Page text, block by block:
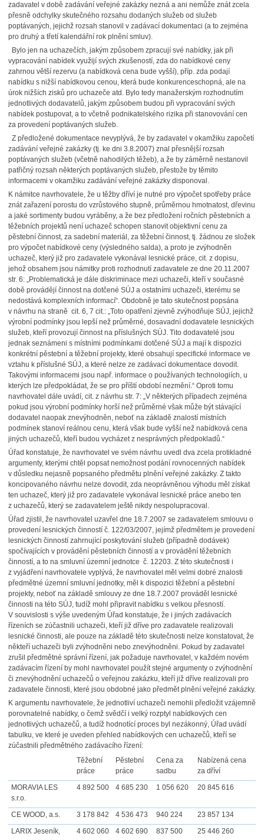
zadavatel v době zadávání veřejné zakázky nezná a ani nemůže znát zcela
přesně odchylky skutečného rozsahu dodaných služeb od služeb
poptávaných, jejichž rozsah stanovil v zadávací dokumentaci (a to zejména
pro druhý a třetí kalendářní rok plnění smluv).
Bylo jen na uchazečích, jakým způsobem zpracují své nabídky, jak při
vypracování nabídek využijí svých zkušeností, zda do nabídkové ceny
zahrnou větší rezervu (a nabídková cena bude vyšší), příp. zda podají
nabídku s nižší nabídkovou cenou, která bude konkurenceschopná, ale na
úrok nižších zisků pro uchazeče atd. Bylo tedy manažerským rozhodnutím
jednotlivých dodavatelů, jakým způsobem budou při vypracování svých
nabídek postupovat, a to včetně podnikatelského rizika při stanovování cen
za provedení poptávaných služeb.
Z předložené dokumentace nevyplývá, že by zadavatel v okamžiku započetí
zadávání veřejné zakázky (tj. ke dni 3.8.2007) znal přesnější rozsah
poptávaných služeb (včetně nahodilých těžeb), a že by záměrně nestanovil
patřičný rozsah některých poptávaných služeb, přestože by těmito
informacemi v okamžiku zadávání veřejné zakázky disponoval.
K námitce navrhovatele, že u těžby dříví je nutné pro výpočet spotřeby práce
znát zařazení porostu do vzrůstového stupně, průměrnou hmotnatost, dřevinu
a jaké sortimenty budou vyráběny, a že bez předložení ročních pěstebních a
těžebních projektů není uchazeč schopen stanovit objektivní cenu za
pěstební činnost, za sadební materiál, za těžební činnost, tj. žádnou ze složek
pro výpočet nabídkové ceny (výsledného salda), a proto je zvýhodněn
uchazeč, který již pro zadavatele vykonával lesnické práce, cit. z dopisu,
jehož obsahem jsou námitky proti rozhodnutí zadavatele ze dne 20.11.2007
str. 6: „Problematická je dále diskriminace mezi uchazeči, kteří v současné
době provádějí činnost na dotčené SÚJ a ostatními uchazeči, kterému se
nedostává komplexních informací“. Obdobně je tato skutečnost popsána
v návrhu na straně cit. 6, 7 cit.: „Toto opatření zjevně zvýhodňuje SÚJ, jejichž
výrobní podmínky jsou lepší než průměrné, dosavadní dodavatele lesnických
služeb, kteří provozují činnost na příslušných SÚJ. Tito dodavatelé jsou
jednak seznámeni s místními podmínkami dotčené SÚJ a mají k dispozici
konkrétní pěstební a těžební projekty, které obsahují specifické informace ve
vztahu k příslušné SÚJ, a které nelze ze zadávací dokumentace dovodit.
Takovými informacemi jsou např. informace o používaných technologiích, u
kterých lze předpokládat, že se pro příští období nezmění.“ Oproti tomu
navrhovatel dále uvádí, cit. z návrhu str. 7: „V některých případech zejména
pokud jsou výrobní podmínky horší než průměrné však může být stávající
dodavatel naopak znevýhodněn, neboť na základě znalostí místních
podmínek stanoví reálnou cenu, která však bude vyšší než nabídková cena
jiných uchazečů, kteří budou vycházet z nesprávných předpokladů.“
Úřad konstatuje, že navrhovatel ve svém návrhu uvedl dva zcela protikladné
argumenty, kterými chtěl popsat nemožnost podání rovnocenných nabídek
v důsledku nejasně popsaného předmětu plnění veřejné zakázky. Z takto
koncipovaného návrhu nelze dovodit, zda neoprávněnou výhodu měl získat
ten uchazeč, který již pro zadavatele vykonával lesnické práce anebo ten
z uchazečů, který se zadavatelem ještě nikdy nespolupracoval.
Úřad zjistil, že navrhovatel uzavřel dne 18.7.2007 se zadavatelem smlouvu o
provedení lesnických činností č. 122/03/2007, jejímž předmětem je provedení
lesnických činností zahrnující poskytování služeb (případně dodávek)
spočívajících v provádění pěstebních činností a v provádění těžebních
činností, a to na smluvní územní jednotce č. 12203. Z této skutečnosti i
z vyjádření navrhovatele vyplývá, že navrhovatel měl velmi dobré znalosti
předmětné územní smluvní jednotky, měl k dispozici těžební a pěstební
projekty, neboť na základě smlouvy ze dne 18.7.2007 prováděl lesnické
činnosti na této SÚJ, tudíž mohl připravit nabídku s velkou přesností.
V souvislosti s výše uvedeným Úřad konstatuje, že i jiných zadávacích
řízeních se zúčastnili uchazeči, kteří již dříve pro zadavatele realizovali
lesnické činnosti, ale pouze na základě této skutečnosti nelze konstatovat, že
někteří uchazeči byli zvýhodněni nebo znevýhodněni. Pokud by zadavatel
zrušil předmětné správní řízení, jak požaduje navrhovatel, v každém novém
zadávacím řízení by mohl navrhovatel použít stejné argumenty o zvýhodnění
či znevýhodnění uchazečů o veřejnou zakázku, kteří již dříve realizovali pro
zadavatele činnosti, které jsou obdobné jako předmět plnění veřejné zakázky.
K argumentu navrhovatele, že jednotliví uchazeči nemohli předložit vzájemně
porovnatelné nabídky, o čemž svědčí i velký rozptyl nabídkových cen
jednotlivých uchazečů, a tudíž hodnotící proces byl nezákonný, Úřad uvádí
tabulku, ve které je uveden přehled nabídkových cen uchazečů, kteří se
zúčastnili předmětného zadávacího řízení:
Těžební
práce
Pěstební
práce
Cena za
sadbu
Nabízená cena
za dříví
MORAVIA LES
s.r.o.
4 892 500 4 685 230 1 056 620 20 845 616
CE WOOD, a.s. 3 178 842 4 536 473 940 224
23 857 134
LARIX Jeseník,
4 602 060 4 602 690 837 500 25 446 260